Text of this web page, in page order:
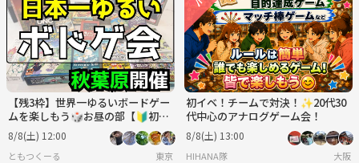
【残3枠】世界一ゆるいボードゲー
ムを楽しもう🎲お昼の部【🔰初心
者大歓迎】【ルール説明あり⭐️】
【友達作り！】
8/8(土) 12:00
ともつくーる 東京
初イベ！チームで対決！✨20代30
代中心のアナログゲーム会！
8/8(土) 13:00
HIHANA隊 大阪